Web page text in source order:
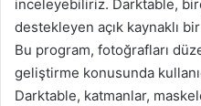
inceleyebiliriz. Darktable,
destekleyen açık kaynaklı
Bu program, fotoğrafları
geliştirme konusunda
Darktable, katmanlar,